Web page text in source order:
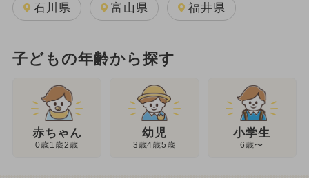
石川県 富山県 福井県
子どもの年齢から探す
赤ちゃん
0歳1歳2歳
幼児
3歳4歳5歳
小学生
6歳〜